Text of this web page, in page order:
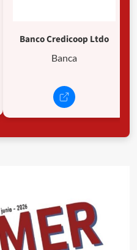
Banco Credicoop Ltdo
Banca